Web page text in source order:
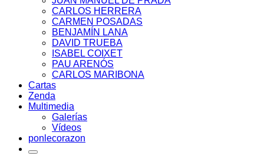
CARLOS HERRERA
CARMEN POSADAS
BENJAMÍN LANA
DAVID TRUEBA
ISABEL COIXET
PAU ARENÓS
CARLOS MARIBONA
Cartas
Zenda
Multimedia
Galerías
Vídeos
ponlecorazon